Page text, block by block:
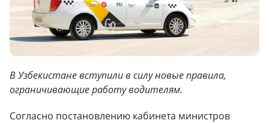
В Узбекистане вступили в силу новые правила,
ограничивающие работу водителям.
Согласно постановлению кабинета министров